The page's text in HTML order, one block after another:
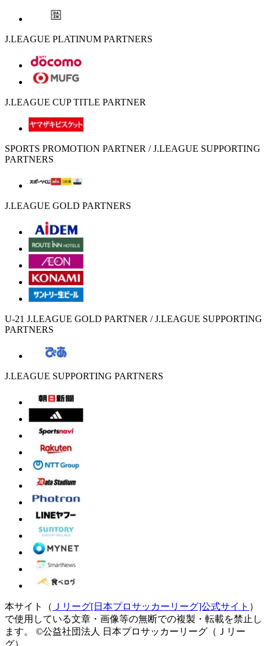
J.LEAGUE PLATINUM PARTNERS
J.LEAGUE CUP TITLE PARTNER
SPORTS PROMOTION PARTNER / J.LEAGUE SUPPORTING
PARTNERS
J.LEAGUE GOLD PARTNERS
U-21 J.LEAGUE GOLD PARTNER / J.LEAGUE SUPPORTING
PARTNERS
J.LEAGUE SUPPORTING PARTNERS
本サイト（ Ｊリーグ[日本プロサッカーリーグ]公式サイト ）
で使用している文章・画像等の無断での複製・転載を禁止し
ます。
©公益社団法人 日本プロサッカーリーグ（Ｊリー